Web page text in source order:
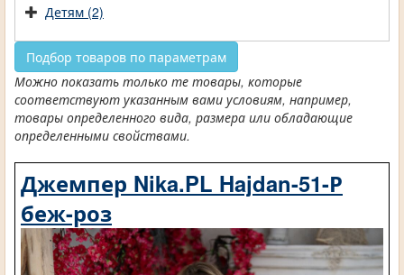
Детям (2)
Подбор товаров по параметрам
Можно показать только те товары, которые
соответствуют указанным вами условиям, например,
товары определенного вида, размера или обладающие
определенными свойствами.
Джемпер Nika.PL Hajdan-51-Р
беж-роз